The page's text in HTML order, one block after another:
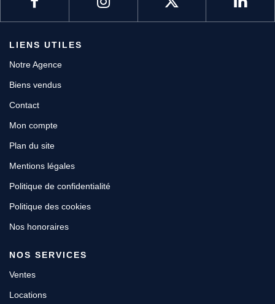
LIENS UTILES
Notre Agence
Biens vendus
Contact
Mon compte
Plan du site
Mentions légales
Politique de confidentialité
Politique des cookies
Nos honoraires
NOS SERVICES
Ventes
Locations